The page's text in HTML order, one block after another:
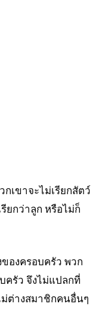
เขาจะไม่เรียกสัตว์
ยกว่าลูก หรือไม่ก็
องครอบครัว พวก
ครัว จึงไม่แปลกที่
ต่างสมาชิกคนอื่นๆ